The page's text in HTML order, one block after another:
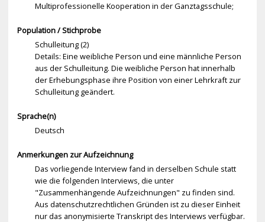
Multiprofessionelle Kooperation in der Ganztagsschule;
Population / Stichprobe
Schulleitung (2)
Details: Eine weibliche Person und eine männliche Person
aus der Schulleitung. Die weibliche Person hat innerhalb
der Erhebungsphase ihre Position von einer Lehrkraft zur
Schulleitung geändert.
Sprache(n)
Deutsch
Anmerkungen zur Aufzeichnung
Das vorliegende Interview fand in derselben Schule statt
wie die folgenden Interviews, die unter
"Zusammenhängende Aufzeichnungen" zu finden sind.
Aus datenschutzrechtlichen Gründen ist zu dieser Einheit
nur das anonymisierte Transkript des Interviews verfügbar.